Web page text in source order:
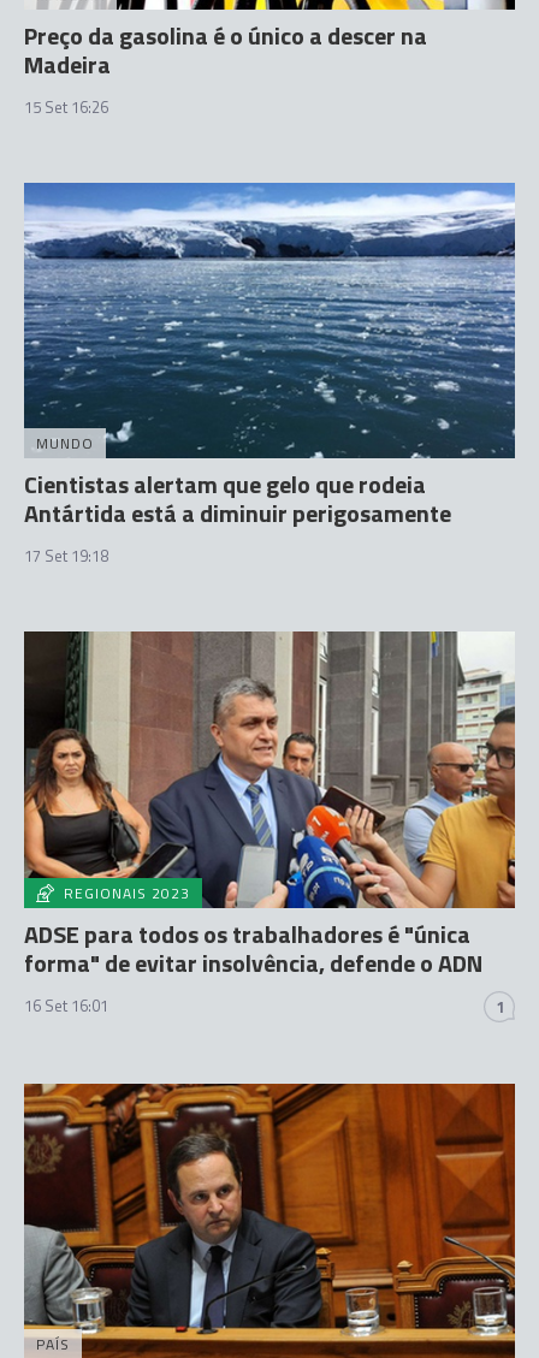
Preço da gasolina é o único a descer na
Madeira
15 Set 16:26
MUNDO
Cientistas alertam que gelo que rodeia
Antártida está a diminuir perigosamente
17 Set 19:18
REGIONAIS 2023
ADSE para todos os trabalhadores é "única
forma" de evitar insolvência, defende o ADN
16 Set 16:01 1
PAÍS